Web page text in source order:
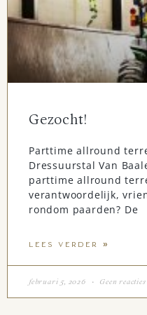
Gezocht!
Parttime allround
Dressuurstal Van
parttime allround
verantwoordelijk,
rondom paarden? De
LEES VERDER »
februari 5, 2026 Geen reacties